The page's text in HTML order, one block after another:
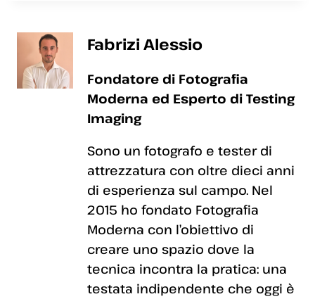
Fabrizi Alessio
Fondatore di Fotografia
Moderna ed Esperto di Testing
Imaging
Sono un fotografo e tester di
attrezzatura con oltre dieci anni
di esperienza sul campo. Nel
2015 ho fondato Fotografia
Moderna con l’obiettivo di
creare uno spazio dove la
tecnica incontra la pratica: una
testata indipendente che oggi è